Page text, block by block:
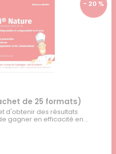
- 20 %
de 25 formats)
d'obtenir des résultats
gagner en efficacité en...